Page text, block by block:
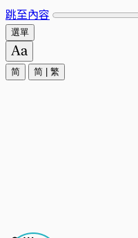
跳至內容
選單
简 简 繁